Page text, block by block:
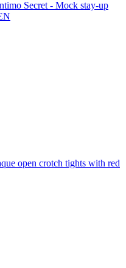
Secret - Mock stay-up
open crotch tights with red